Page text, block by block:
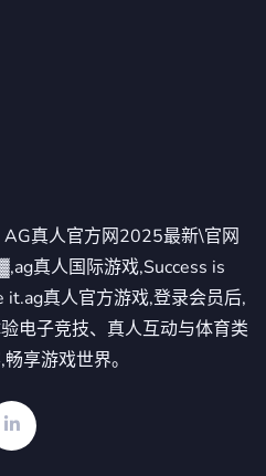
真人官方网2025最新\官网
真人国际游戏,Success is
真人官方游戏,登录会员后,
电子竞技、真人互动与体育类
享游戏世界。